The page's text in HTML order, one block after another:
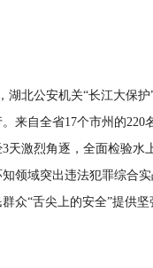
湖北公安机关“长江大保
来自全省17个市州的220
天激烈角逐，全面检验水
领域突出违法犯罪综合
众“舌尖上的安全”提供坚